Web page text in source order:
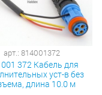
арт.: 814001372
372 Кабель для
уст-в без
длина 10.0 м